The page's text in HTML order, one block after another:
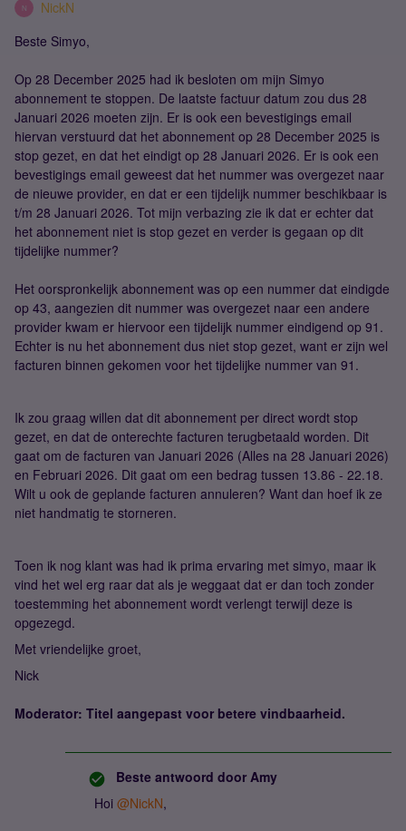
N
NickN
Beste Simyo,
Op 28 December 2025 had ik besloten om mijn Simyo
abonnement te stoppen. De laatste factuur datum zou dus 28
Januari 2026 moeten zijn. Er is ook een bevestigings email
hiervan verstuurd dat het abonnement op 28 December 2025 is
stop gezet, en dat het eindigt op 28 Januari 2026. Er is ook een
bevestigings email geweest dat het nummer was overgezet naar
de nieuwe provider, en dat er een tijdelijk nummer beschikbaar is
t/m 28 Januari 2026. Tot mijn verbazing zie ik dat er echter dat
het abonnement niet is stop gezet en verder is gegaan op dit
tijdelijke nummer?
Het oorspronkelijk abonnement was op een nummer dat eindigde
op 43, aangezien dit nummer was overgezet naar een andere
provider kwam er hiervoor een tijdelijk nummer eindigend op 91.
Echter is nu het abonnement dus niet stop gezet, want er zijn wel
facturen binnen gekomen voor het tijdelijke nummer van 91.
Ik zou graag willen dat dit abonnement per direct wordt stop
gezet, en dat de onterechte facturen terugbetaald worden. Dit
gaat om de facturen van Januari 2026 (Alles na 28 Januari 2026)
en Februari 2026. Dit gaat om een bedrag tussen 13.86 - 22.18.
Wilt u ook de geplande facturen annuleren? Want dan hoef ik ze
niet handmatig te storneren.
Toen ik nog klant was had ik prima ervaring met simyo, maar ik
vind het wel erg raar dat als je weggaat dat er dan toch zonder
toestemming het abonnement wordt verlengt terwijl deze is
opgezegd.
Met vriendelijke groet,
Nick
Moderator: Titel aangepast voor betere vindbaarheid.
Beste antwoord door Amy
Hoi ​ @NickN,